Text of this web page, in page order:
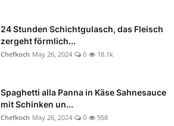
24 Stunden Schichtgulasch, das Fleisch
zergeht förmlich...
Chefkoch May 26, 2024 0 18.1k
Spaghetti alla Panna in Käse Sahnesauce
mit Schinken un...
Chefkoch May 26, 2024 0 958